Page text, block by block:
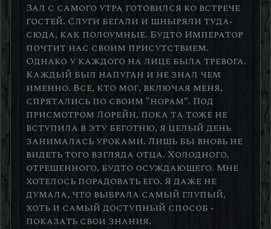
Зал с самого утра готовился ко встрече
гостей. Слуги бегали и шныряли туда-
сюда, как полоумные. Будто Император
почтит нас своим присутствием.
Однако у каждого на лице была тревога.
Каждый был напуган и не знал чем
именно. Все, кто мог, включая меня,
спрятались по своим "норам". Под
присмотром Лорейн, пока та тоже не
вступила в эту беготню, я целый день
занималась уроками. Лишь бы вновь не
видеть того взгляда отца. Холодного,
отрешенного, будто осуждающего. Мне
хотелось порадовать его. Я даже не
думала, что выбрала самый глупый,
хоть и самый доступный способ -
показать свои знания.